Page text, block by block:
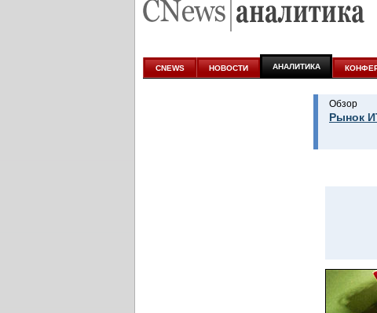
аналитике
CNEWS НОВОСТИ АНАЛИТИКА
Обзор
Рынок